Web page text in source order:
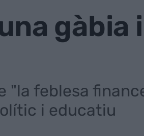
gàbia
feblesa
i educatiu